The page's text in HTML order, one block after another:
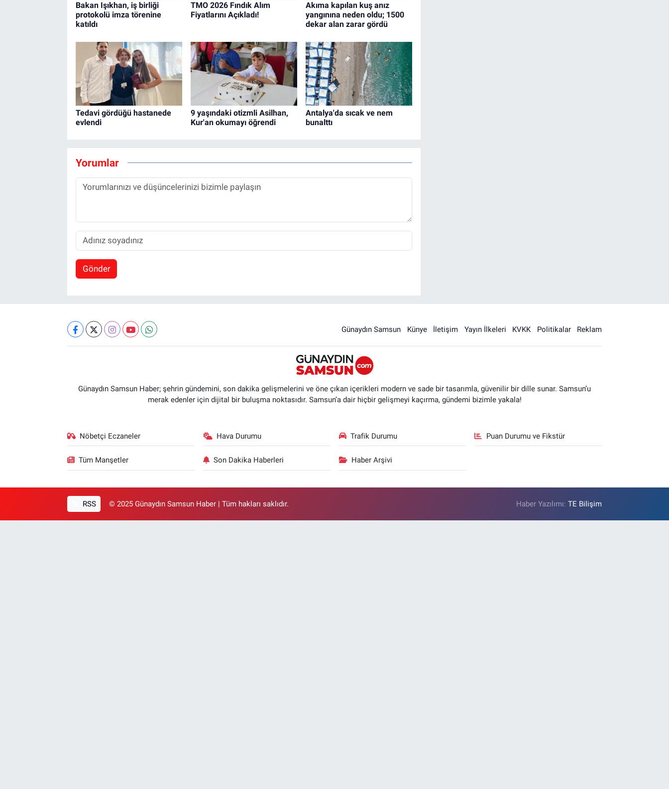
Bakan Işıkhan, iş birliği
protokolü imza törenine
katıldı
TMO 2026 Fındık Alım
Fiyatlarını Açıkladı!
Akıma kapılan kuş anız
yangınına neden oldu; 1500
dekar alan zarar gördü
Tedavi gördüğü hastanede
evlendi
9 yaşındaki otizmli Asilhan,
Kur'an okumayı öğrendi
Antalya'da sıcak ve nem
bunalttı
Yorumlar
Gönder
Günaydın Samsun Künye İletişim Yayın İlkeleri KVKK Politikalar Reklam
Günaydın Samsun Haber; şehrin gündemini, son dakika gelişmelerini ve öne çıkan içerikleri modern ve sade bir tasarımla, güvenilir bir dille sunar. Samsun’u
merak edenler için dijital bir buluşma noktasıdır. Samsun’a dair hiçbir gelişmeyi kaçırma, gündemi bizimle yakala!
Nöbetçi Eczaneler Hava Durumu Trafik Durumu Puan Durumu ve Fikstür
Tüm Manşetler Son Dakika Haberleri Haber Arşivi
RSS © 2025 Günaydın Samsun Haber | Tüm hakları saklıdır. Haber Yazılımı:TE Bilişim